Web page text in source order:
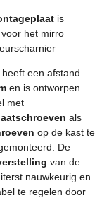
is
het mirro
heeft een afstand
en is ontworpen
met
als
op de kast te
De
van de
nauwkeurig en
te regelen door